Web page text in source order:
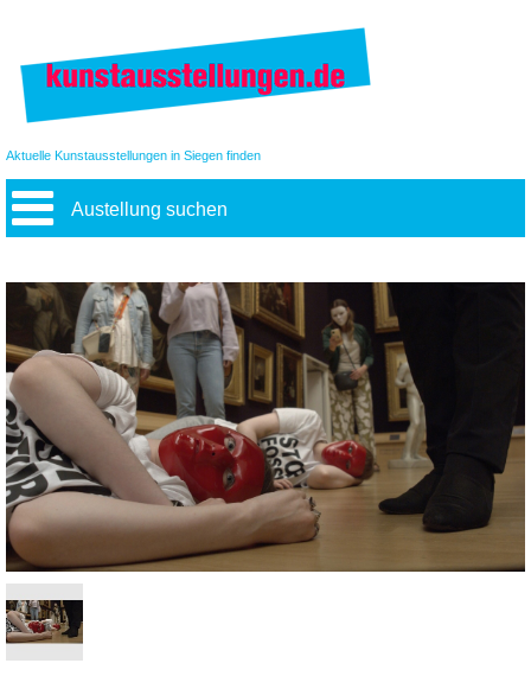
Aktuelle Kunstausstellungen in Siegen finden
Austellung suchen